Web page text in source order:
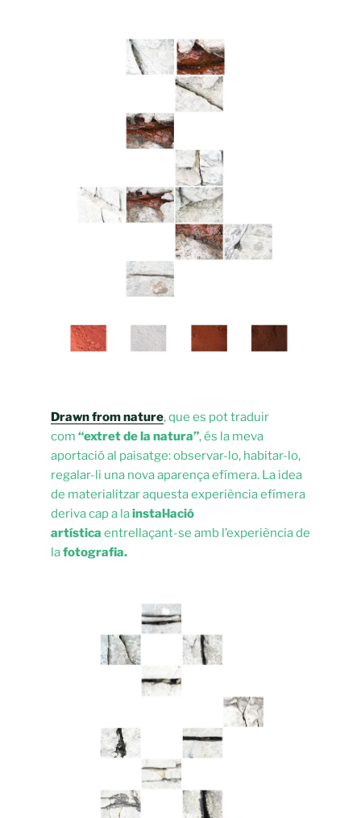
Drawn from nature, que es pot traduir
com “extret de la natura”, és la meva
aportació al paisatge: observar-lo, habitar-lo,
regalar-li una nova aparença efímera. La idea
de materialitzar aquesta experiència efímera
deriva cap a lainstal·lació
artística entrellaçant-se amb l’experiència de
lafotografia.